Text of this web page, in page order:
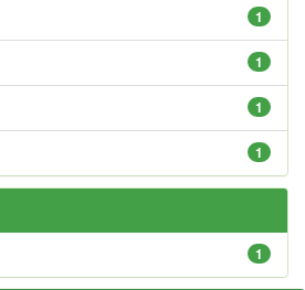
1
1
1
1
1